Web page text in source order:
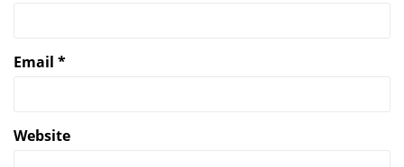
Email *
Website